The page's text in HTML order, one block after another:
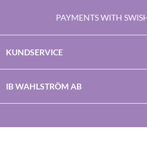
PAYMENTS WITH
KUNDSERVICE
IB WAHLSTRÖM AB